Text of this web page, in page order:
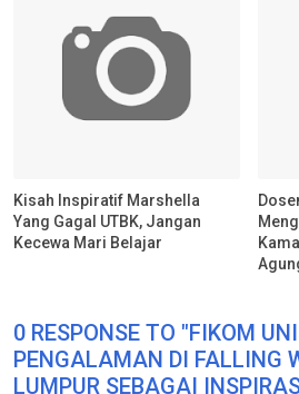
Kisah Inspiratif Marshella
Yang Gagal UTBK, Jangan
Kecewa Mari Belajar
0 RESPONSE TO "FIKOM
PENGALAMAN DI FALLING
LUMPUR SEBAGAI